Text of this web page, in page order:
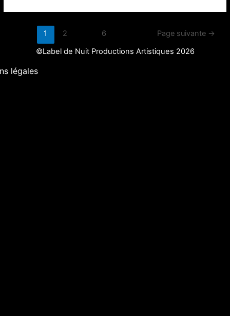
publications
1 2 6 Page suivante →
©Label de Nuit Productions Artistiques 2026
légales